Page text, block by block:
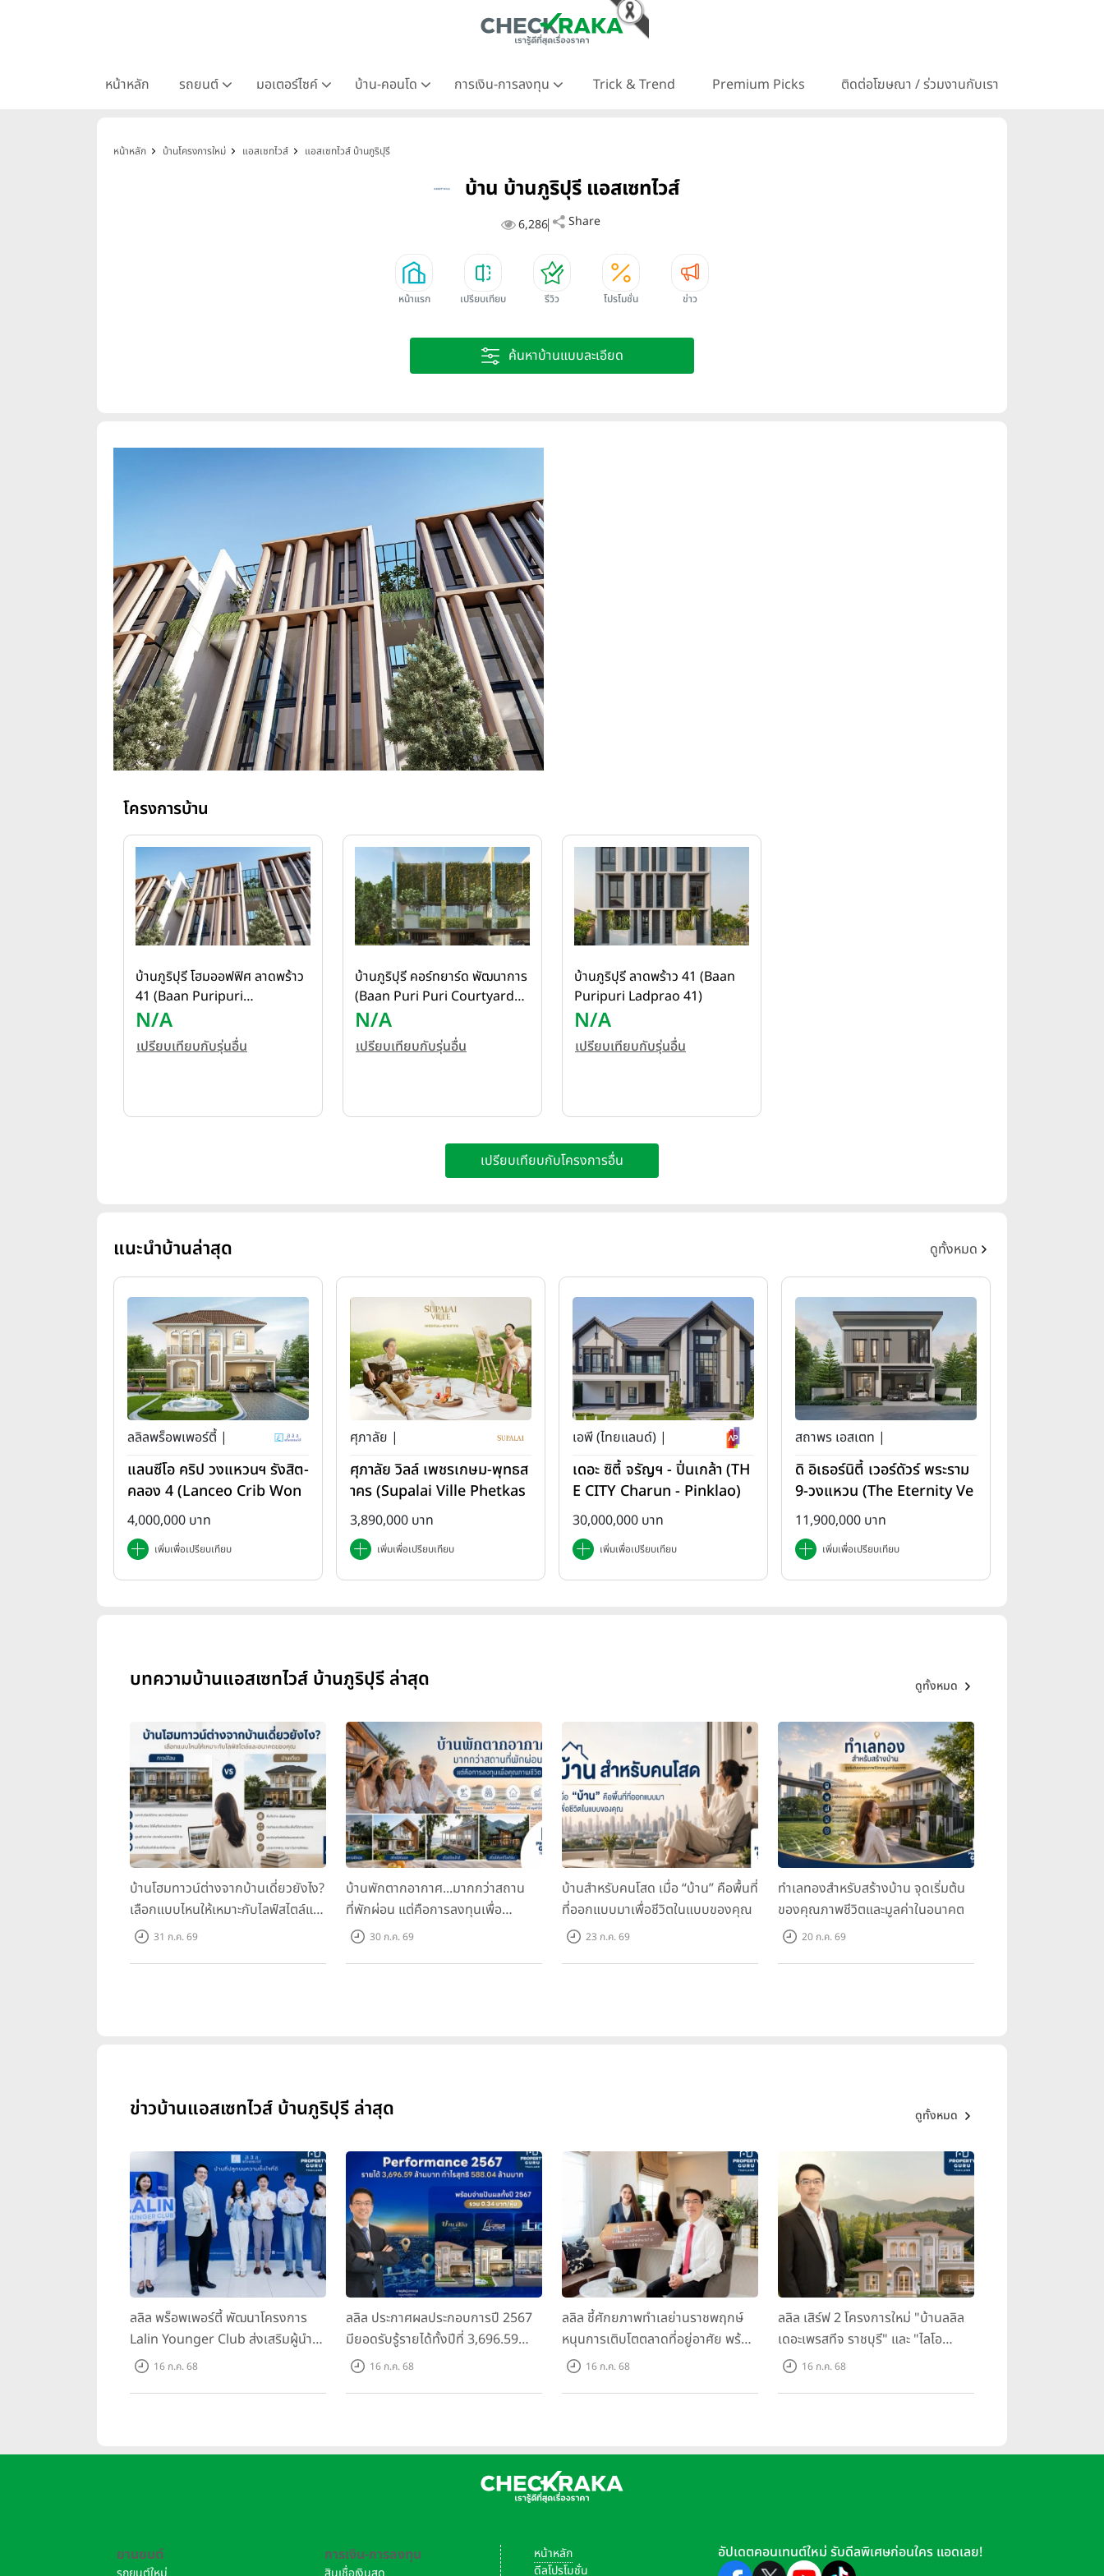
หน้าหลัก รถยนต์ มอเตอร์ไซค์ บ้าน-คอนโด การเงิน-การลงทุน Trick & Trend Premium Picks ติดต่อโฆษณา / ร่วมงานกับเรา
หน้าหลัก บ้านโครงการใหม่ แอสเซทไวส์ แอสเซทไวส์ บ้านภูริปุรี
บ้าน บ้านภูริปุรี แอสเซทไวส์
6,286 Share
หน้าแรก เปรียบเทียบ รีวิว โปรโมชั่น ข่าว
ค้นหาบ้านแบบละเอียด
โครงการบ้าน
บ้านภูริปุรี โฮมออฟฟิศ ลาดพร้าว
41 (Baan Puripuri
Homeoffice Ladprao 41)
N/A
เปรียบเทียบกับรุ่นอื่น
บ้านภูริปุรี คอร์ทยาร์ด พัฒนาการ
(Baan Puri Puri Courtyard
Pattanakarn)
N/A
เปรียบเทียบกับรุ่นอื่น
บ้านภูริปุรี ลาดพร้าว 41 (Baan
Puripuri Ladprao 41)
N/A
เปรียบเทียบกับรุ่นอื่น
เปรียบเทียบกับโครงการอื่น
แนะนำบ้านล่าสุด ดูทั้งหมด
ลลิลพร็อพเพอร์ตี้ |
แลนซีโอ คริป วงแหวนฯ รังสิต-
คลอง 4 (Lanceo Crib Won
gwan Rangsit-Khlong4)
4,000,000 บาท
เพิ่มเพื่อเปรียบเทียบ
ศุภาลัย |
ศุภาลัย วิลล์ เพชรเกษม-พุทธส
าคร (Supalai Ville Phetkas
em-Phutthasakorn)
3,890,000 บาท
เพิ่มเพื่อเปรียบเทียบ
เอพี (ไทยแลนด์) |
เดอะ ซิตี้ จรัญฯ - ปิ่นเกล้า (TH
E CITY Charun - Pinklao)
30,000,000 บาท
เพิ่มเพื่อเปรียบเทียบ
สถาพร เอสเตท |
ดิ อิเธอร์นิตี้ เวอร์ดัวร์ พระราม
9-วงแหวน (The Eternity Ve
rdure Rama 9-Wongwae
n)
11,900,000 บาท
เพิ่มเพื่อเปรียบเทียบ
บทความบ้านแอสเซทไวส์ บ้านภูริปุรี ล่าสุด ดูทั้งหมด
บ้านโฮมทาวน์ต่างจากบ้านเดี่ยวยังไง?
เลือกแบบไหนให้เหมาะกับไลฟ์สไตล์และ
อนาคตของคุณ
31 ก.ค. 69
บ้านพักตากอากาศ...มากกว่าสถาน
ที่พักผ่อน แต่คือการลงทุนเพื่อ
คุณภาพชีวิต
30 ก.ค. 69
บ้านสำหรับคนโสด เมื่อ “บ้าน” คือพื้นที่
ที่ออกแบบมาเพื่อชีวิตในแบบของคุณ
23 ก.ค. 69
ทำเลทองสำหรับสร้างบ้าน จุดเริ่มต้น
ของคุณภาพชีวิตและมูลค่าในอนาคต
20 ก.ค. 69
ข่าวบ้านแอสเซทไวส์ บ้านภูริปุรี ล่าสุด ดูทั้งหมด
ลลิล พร็อพเพอร์ตี้ พัฒนาโครงการ
Lalin Younger Club ส่งเสริมผู้นำ
รุ่นใหม่ พัฒนาองค์กรสู่อนาคต
16 ก.ค. 68
ลลิล ประกาศผลประกอบการปี 2567
มียอดรับรู้รายได้ทั้งปีที่ 3,696.59
ล้านบาท กำไรสุทธิ 588.04 ล้านบาท
16 ก.ค. 68
ลลิล ชี้ศักยภาพทำเลย่านราชพฤกษ์
หนุนการเติบโตตลาดที่อยู่อาศัย พร้อม
เปิดตัวโครงการใหม่ "ไลโอ
16 ก.ค. 68
ลลิล เสิร์ฟ 2 โครงการใหม่ "บ้านลลิล
เดอะเพรสทีจ ราชบุรี" และ "ไลโอ
ราชบุรี" บ้าน และทาวน์โฮมสไตล์
16 ก.ค. 68
ยานยนต์ การเงิน-การลงทุน
หน้าหลัก
ดีลโปรโมชั่น
อัปเดตคอนเทนต์ใหม่ รับดีลพิเศษก่อนใคร แอดเลย!